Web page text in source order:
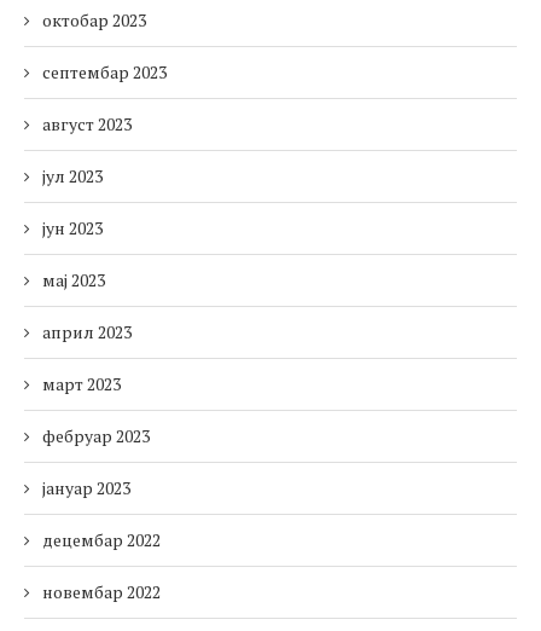
октобар 2023
септембар 2023
август 2023
јул 2023
јун 2023
мај 2023
април 2023
март 2023
фебруар 2023
јануар 2023
децембар 2022
новембар 2022